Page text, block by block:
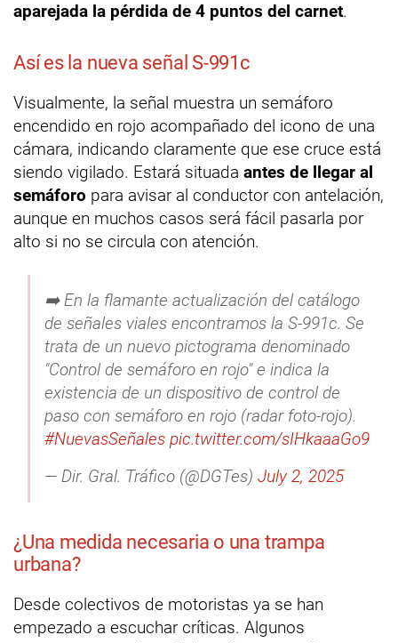
aparejada la pérdida de 4 puntos del carnet.
Así es la nueva señal S-991c
Visualmente, la señal muestra un semáforo
encendido en rojo acompañado del icono de una
cámara, indicando claramente que ese cruce está
siendo vigilado. Estará situada antes de llegar al
semáforo para avisar al conductor con antelación,
aunque en muchos casos será fácil pasarla por
alto si no se circula con atención.
➡️ En la flamante actualización del catálogo
de señales viales encontramos la S-991c. Se
trata de un nuevo pictograma denominado
"Control de semáforo en rojo" e indica la
existencia de un dispositivo de control de
paso con semáforo en rojo (radar foto-rojo).
#NuevasSeñales pic.twitter.com/sIHkaaaGo9
— Dir. Gral. Tráfico (@DGTes) July 2, 2025
¿Una medida necesaria o una trampa
urbana?
Desde colectivos de motoristas ya se han
empezado a escuchar críticas. Algunos